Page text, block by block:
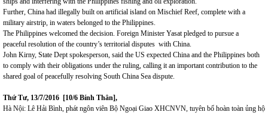
Further, China had illegally built on artificial island on Mischief Reef, complete with a
military airstrip, in waters belonged to the Philippines.
The Philippines welcomed the decision. Foreign Minister Yasat pledged to pursue a
peaceful resolution of the country’s territorial disputes with China.
John Kirny, State Dept spokesperson, said the US expected China and the Philippines both
to comply with their obligations under the ruling, calling it an important contribution to the
shared goal of peacefully resolving South China Sea dispute.
Thứ Tư, 13/7/2016 [10/6 Bính Thân],
Hà Nội: Lê Hải Bình, phát ngôn viên Bộ Ngoại Giao XHCNVN, tuyên bố hoàn toàn ủng hộ